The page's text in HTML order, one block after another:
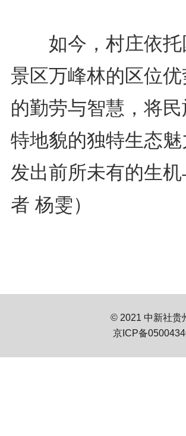
如今，村庄依托
景区万峰林的区位
的勤劳与智慧，将
特地貌的独特生态
发出前所未有的生
者 杨雯）
© 2021 中新社贵
京ICP备